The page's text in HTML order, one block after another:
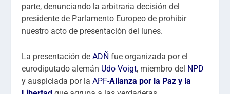
parte, denunciando la arbitraria decisión del
presidente de Parlamento Europeo de prohibir
nuestro acto de presentación del lunes.
La presentación deADÑ fue organizada por el
eurodiputado alemán Udo Voigt, miembro del NPD
y auspiciada por laAPF-Alianza por la Paz y la